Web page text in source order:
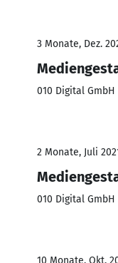
3 Monate, Dez.
010 Digital GmbH
2 Monate, Juli
010 Digital GmbH
10 Monate, Okt.